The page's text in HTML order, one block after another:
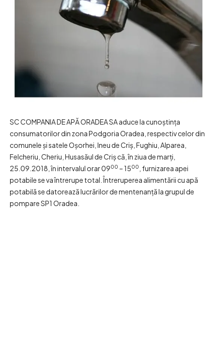
SC COMPANIA DE APĂ ORADEA SA aduce la cunoştinţa
consumatorilor din zona Podgoria Oradea, respectiv celor din
comunele şi satele Oşorhei, Ineu de Criş, Fughiu, Alparea,
Felcheriu, Cheriu, Husasăul de Criş că, în ziua de marţi,
25.09.2018, în intervalul orar 0900 – 1500
, furnizarea apei
potabile se va întrerupe total. Întreruperea alimentării cu apă
potabilă se datorează lucrărilor de mentenanţă la grupul de
pompare SP1 Oradea.